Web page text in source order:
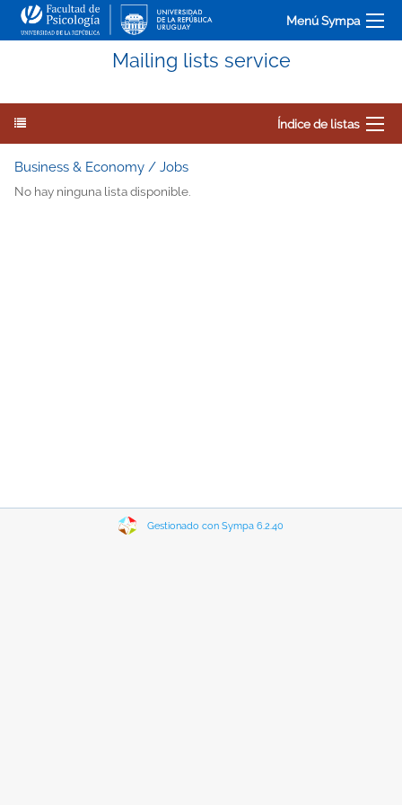
Menú Sympa
Mailing lists service
Índice de listas
Business & Economy / Jobs
No hay ninguna lista disponible.
Gestionado con Sympa 6.2.40